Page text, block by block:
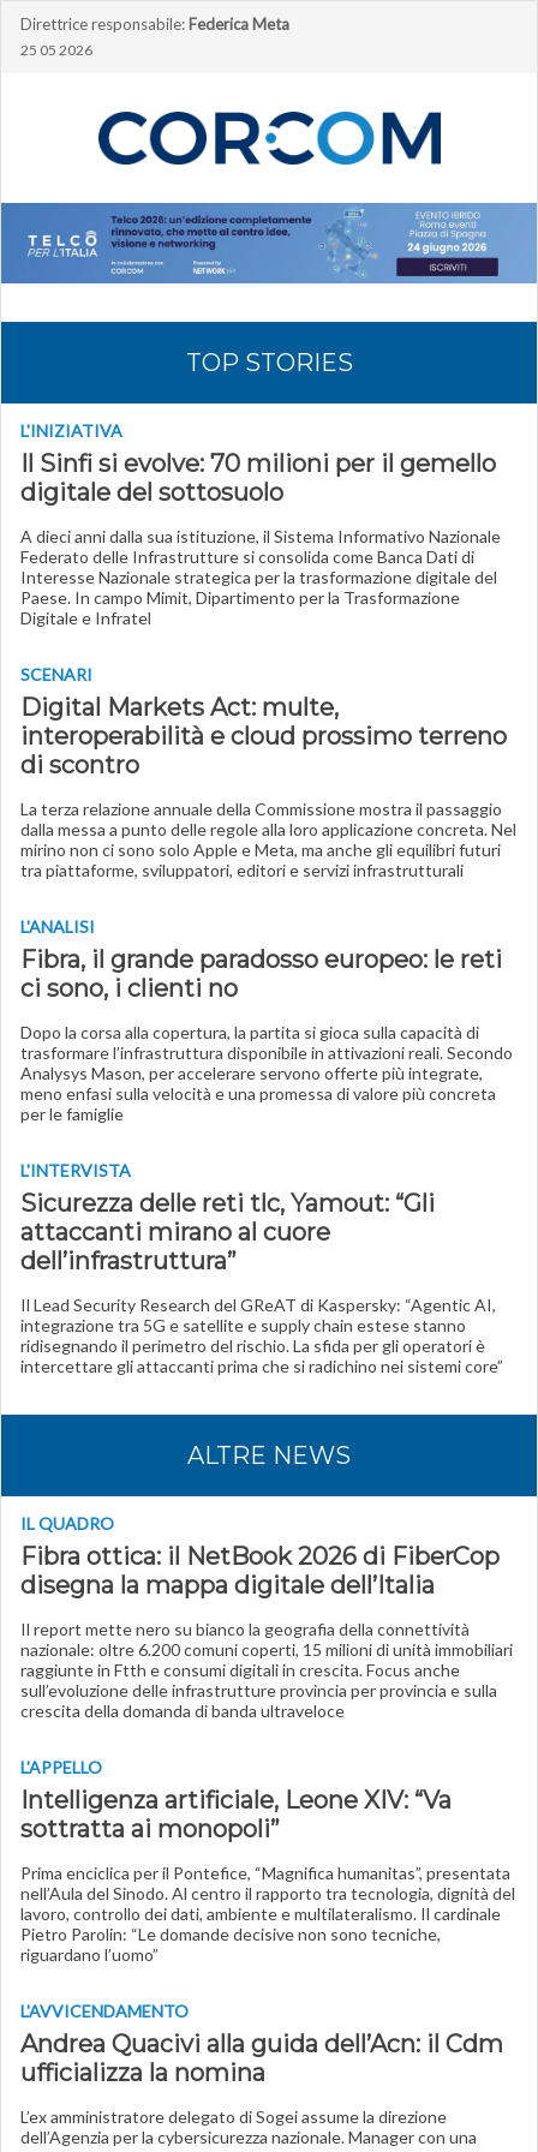
Direttrice responsabile: Federica Meta
25 05 2026
TOP STORIES
L'INIZIATIVA
Il Sinfi si evolve: 70 milioni per il gemello
digitale del sottosuolo
A dieci anni dalla sua istituzione, il Sistema Informativo Nazionale
Federato delle Infrastrutture si consolida come Banca Dati di
Interesse Nazionale strategica per la trasformazione digitale del
Paese. In campo Mimit, Dipartimento per la Trasformazione
Digitale e Infratel
SCENARI
Digital Markets Act: multe,
interoperabilità e cloud prossimo terreno
di scontro
La terza relazione annuale della Commissione mostra il passaggio
dalla messa a punto delle regole alla loro applicazione concreta. Nel
mirino non ci sono solo Apple e Meta, ma anche gli equilibri futuri
tra piattaforme, sviluppatori, editori e servizi infrastrutturali
L'ANALISI
Fibra, il grande paradosso europeo: le reti
ci sono, i clienti no
Dopo la corsa alla copertura, la partita si gioca sulla capacità di
trasformare l’infrastruttura disponibile in attivazioni reali. Secondo
Analysys Mason, per accelerare servono offerte più integrate,
meno enfasi sulla velocità e una promessa di valore più concreta
per le famiglie
L'INTERVISTA
Sicurezza delle reti tlc, Yamout: “Gli
attaccanti mirano al cuore
dell’infrastruttura”
Il Lead Security Research del GReAT di Kaspersky: “Agentic AI,
integrazione tra 5G e satellite e supply chain estese stanno
ridisegnando il perimetro del rischio. La sfida per gli operatori è
intercettare gli attaccanti prima che si radichino nei sistemi core”
ALTRE NEWS
IL QUADRO
Fibra ottica: il NetBook 2026 di FiberCop
disegna la mappa digitale dell’Italia
Il report mette nero su bianco la geografia della connettività
nazionale: oltre 6.200 comuni coperti, 15 milioni di unità immobiliari
raggiunte in Ftth e consumi digitali in crescita. Focus anche
sull’evoluzione delle infrastrutture provincia per provincia e sulla
crescita della domanda di banda ultraveloce
L'APPELLO
Intelligenza artificiale, Leone XIV: “Va
sottratta ai monopoli”
Prima enciclica per il Pontefice, “Magnifica humanitas”, presentata
nell’Aula del Sinodo. Al centro il rapporto tra tecnologia, dignità del
lavoro, controllo dei dati, ambiente e multilateralismo. Il cardinale
Pietro Parolin: “Le domande decisive non sono tecniche,
riguardano l’uomo”
L'AVVICENDAMENTO
Andrea Quacivi alla guida dell’Acn: il Cdm
ufficializza la nomina
L’ex amministratore delegato di Sogei assume la direzione
dell’Agenzia per la cybersicurezza nazionale. Manager con una